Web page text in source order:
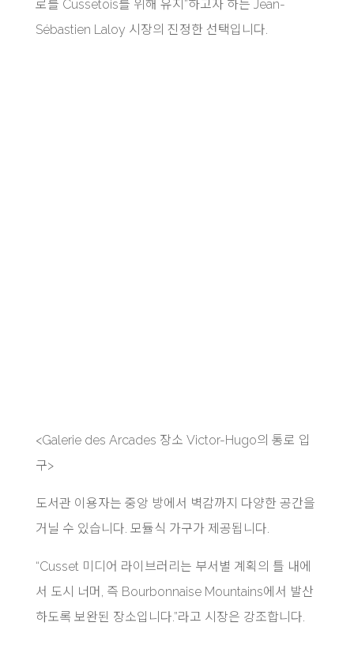
로를 Cussetois를 위해 유지”하고자 하는 Jean-
Sébastien Laloy 시장의 진정한 선택입니다.
<Galerie des Arcades 장소 Victor-Hugo의 통로 입
구>
도서관 이용자는 중앙 방에서 벽감까지 다양한 공간을
거닐 수 있습니다. 모듈식 가구가 제공됩니다.
“Cusset 미디어 라이브러리는 부서별 계획의 틀 내에
서 도시 너머, 즉 Bourbonnaise Mountains에서 발산
하도록 보완된 장소입니다.”라고 시장은 강조합니다.